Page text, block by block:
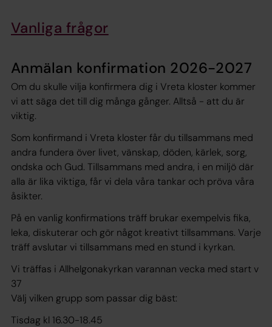
Vanliga frågor
Anmälan konfirmation 2026-2027
Om du skulle vilja konfirmera dig i Vreta kloster kommer
vi att säga det till dig många gånger. Alltså - att du är
viktig.
Som konfirmand i Vreta kloster får du tillsammans med
andra fundera över livet, vänskap, döden, kärlek, sorg,
ondska och Gud. Tillsammans med andra, i en miljö där
alla är lika viktiga, får vi dela våra tankar och pröva våra
åsikter.
På en vanlig konfirmations träff brukar exempelvis fika,
leka, diskuterar och gör något kreativt tillsammans. Varje
träff avslutar vi tillsammans med en stund i kyrkan.
Vi träffas i Allhelgonakyrkan varannan vecka med start v
37
Välj vilken grupp som passar dig bäst:
Tisdag kl 16.30-18.45